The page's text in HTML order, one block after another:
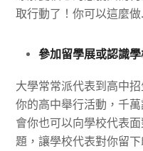
取行動了！你可以這麼做
參加留學展或認識
大學常常派代表到高中
你的高中舉行活動，千
會你也可以向學校代表
題，讓學校代表對你留下